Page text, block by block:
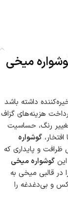
میخی
داشته باشد
هزینه‌های گزاف
رنگ، حساسیت
گوشواره
و پایداری که
گوشواره میخی
در قالبی میخی به
و بی‌دغدغه را